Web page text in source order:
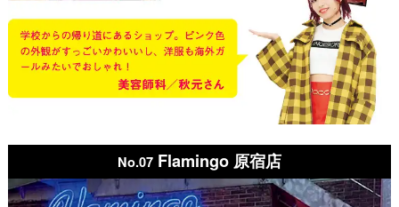
No.07Flamingo 原宿店